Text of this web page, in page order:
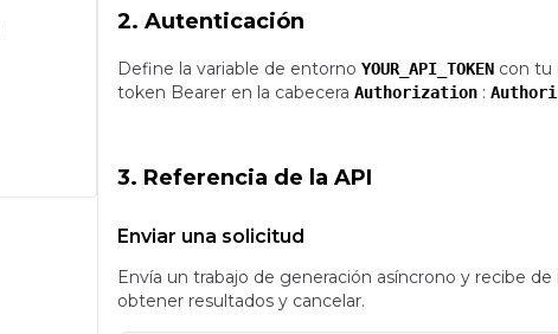
2. Autenticación
Define la variable de entorno YOUR_API_TOKEN con tu
token Bearer en la cabecera Authorization :
3. Referencia de la API
Enviar una solicitud
Envía un trabajo de generación asíncrono y recibe
obtener resultados y cancelar.